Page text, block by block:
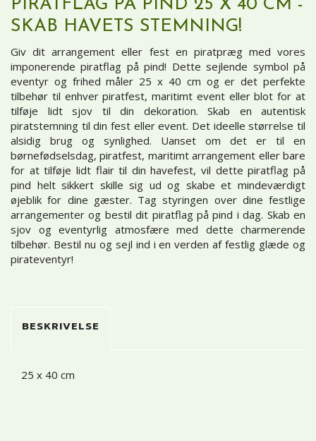
PIRATFLAG PÅ PIND 25 X 40 CM -
SKAB HAVETS STEMNING!
Giv dit arrangement eller fest en piratpræg med vores
imponerende piratflag på pind! Dette sejlende symbol på
eventyr og frihed måler 25 x 40 cm og er det perfekte
tilbehør til enhver piratfest, maritimt event eller blot for at
tilføje lidt sjov til din dekoration. Skab en autentisk
piratstemning til din fest eller event. Det ideelle størrelse til
alsidig brug og synlighed. Uanset om det er til en
børnefødselsdag, piratfest, maritimt arrangement eller bare
for at tilføje lidt flair til din havefest, vil dette piratflag på
pind helt sikkert skille sig ud og skabe et mindeværdigt
øjeblik for dine gæster. Tag styringen over dine festlige
arrangementer og bestil dit piratflag på pind i dag. Skab en
sjov og eventyrlig atmosfære med dette charmerende
tilbehør. Bestil nu og sejl ind i en verden af festlig glæde og
pirateventyr!
BESKRIVELSE
25 x 40 cm